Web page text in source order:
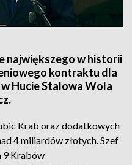
największego w historii
kontraktu dla
Hucie Stalowa Wola
Krab oraz dodatkowych
4 miliardów złotych. Szef
9 Krabów